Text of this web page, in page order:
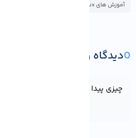
آموزش های Rocky Linux
0دیدگاه و پرسش
چیزی پیدا نشد!